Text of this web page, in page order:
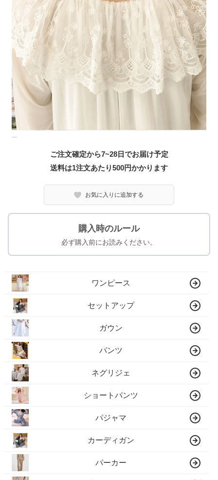
ご注文確定から7~28日でお届け予定
送料は1注文あたり500円かかります
お気に入りに追加する
購入時のルール
必ず購入前にお読みください。
ワンピース
セットアップ
ガウン
パンツ
ネグリジェ
ショートパンツ
パジャマ
カーディガン
パーカー